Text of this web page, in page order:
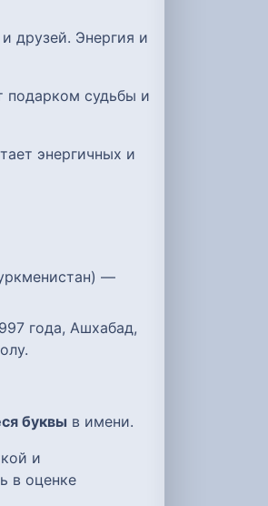
друзей. Энергия и
подарком судьбы и
энергичных и
—
года, Ашхабад,
буквы в имени.
и
в оценке